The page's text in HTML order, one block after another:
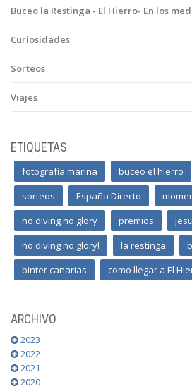
Buceo la Restinga - El Hierro- En los
Curiosidades
Sorteos
Viajes
ETIQUETAS
fotografía marina buceo el hierro
sorteos
España Directo
no diving no glory
premios
no diving no glory!
la restinga
binter canarias
como llegar a El
ARCHIVO
2023
2022
2021
2020